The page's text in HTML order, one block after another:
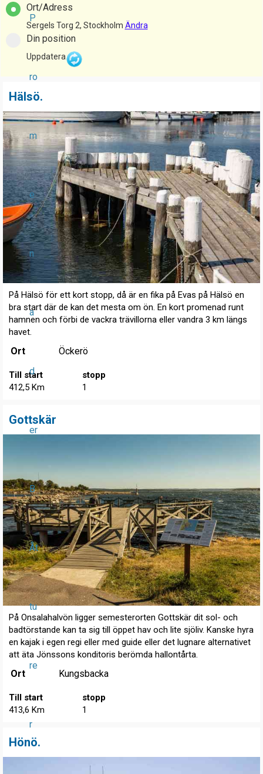
P
ro
m
e
n
a
d
er
B
Åt
tu
re
r
Ort/Adress
Sergels Torg 2, Stockholm Ändra
Din position
Uppdatera
Hälsö.
På Hälsö för ett kort stopp, då är en fika på Evas på Hälsö en
bra start där de kan det mesta om ön. En kort promenad runt
hamnen och förbi de vackra trävillorna eller vandra 3 km längs
havet.
Ort Öckerö
Till start
412,5 Km
stopp
1
Gottskär
På Onsalahalvön ligger semesterorten Gottskär dit sol- och
badtörstande kan ta sig till öppet hav och lite sjöliv. Kanske hyra
en kajak i egen regi eller med guide eller det lugnare alternativet
att äta Jönssons konditoris berömda hallontårta.
Ort Kungsbacka
Till start
413,6 Km
stopp
1
Hönö.
P
a
g
e
s